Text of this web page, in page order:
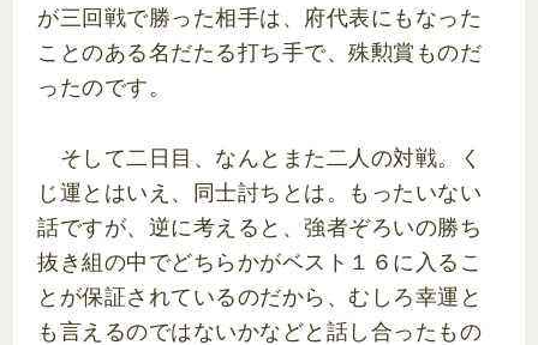
が三回戦で勝った相手は、府代表にもなった
ことのある名だたる打ち手で、殊勲賞ものだ
ったのです。
そして二日目、なんとまた二人の対戦。く
じ運とはいえ、同士討ちとは。もったいない
話ですが、逆に考えると、強者ぞろいの勝ち
抜き組の中でどちらかがベスト１６に入るこ
とが保証されているのだから、むしろ幸運と
も言えるのではないかなどと話し合ったもの